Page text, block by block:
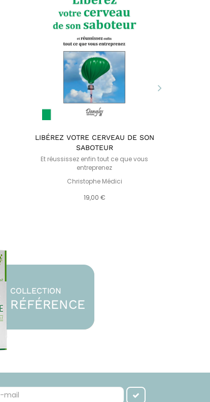
LIBÉREZ VOTRE CERVEAU DE SON
SABOTEUR
Et réussissez enfin tout ce que vous
entreprenez
Christophe Médici
19,00 €